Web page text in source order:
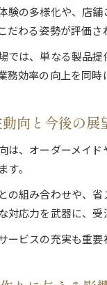
験の多様化や、店
わる姿勢が評価さ
では、単なる製品
務効率の向上を同時
向と今後の展
は、オーダーメイ
。
の組み合わせや、
応力を武器に、受
ービスの充実も重